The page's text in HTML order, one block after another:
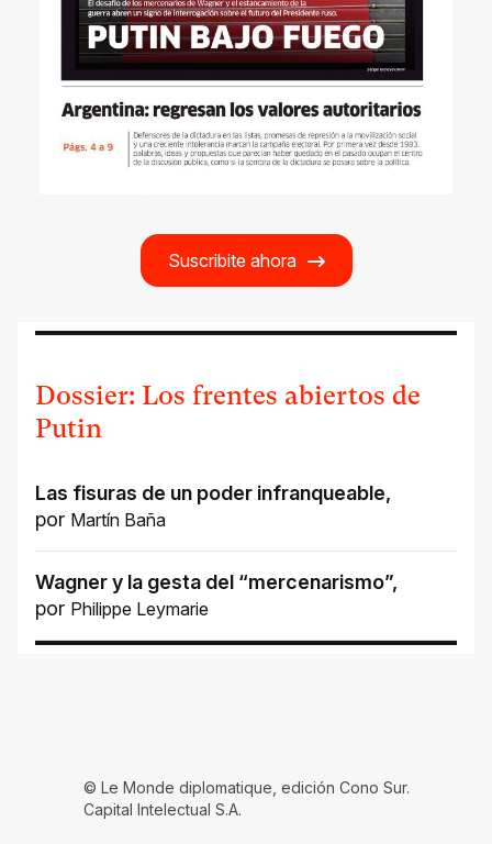
Suscribite ahora
Dossier: Los frentes abiertos de
Putin
Las fisuras de un poder infranqueable,
por Martín Baña
Wagner y la gesta del “mercenarismo”,
por Philippe Leymarie
© Le Monde diplomatique, edición Cono Sur.
Capital Intelectual S.A.